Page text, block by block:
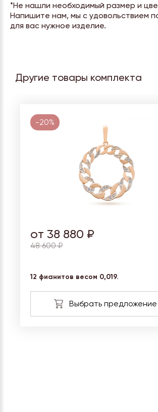
*Не нашли необходимый размер и
Напишите нам, мы с удовольствием
для вас нужное изделие.
Другие товары комплекта
-20%
от 38 880 ₽
48 600 ₽
12 фианитов весом 0,019.